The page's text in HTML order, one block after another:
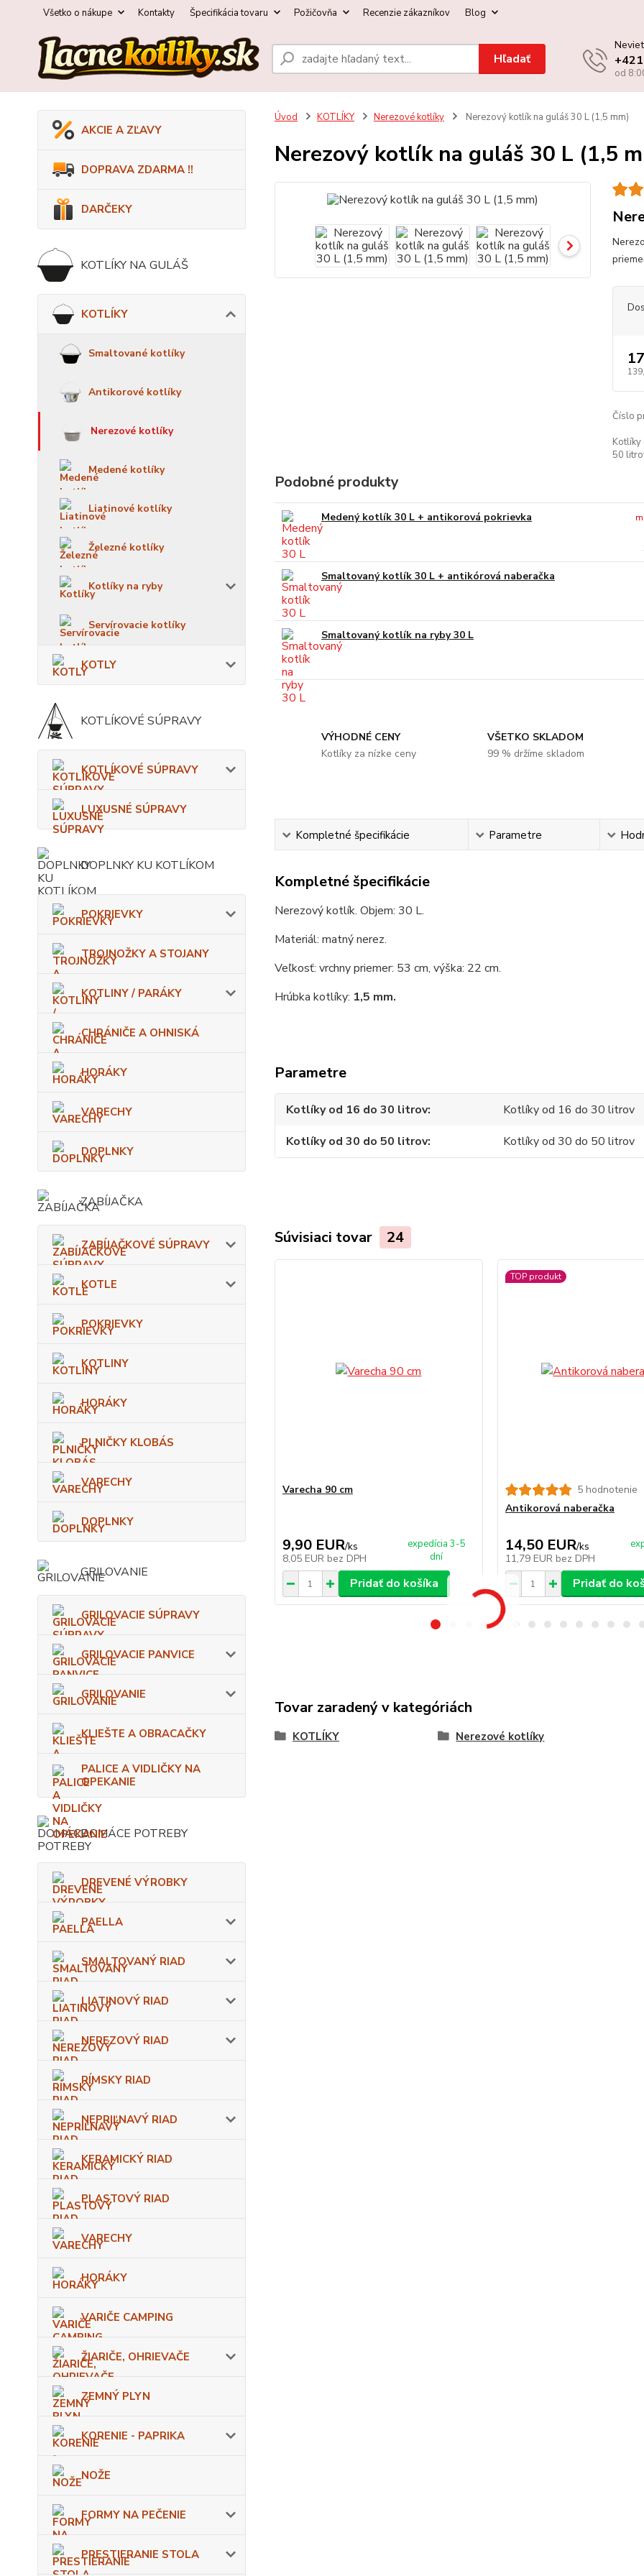
Všetko o nákupe Kontakty Špecifikácia tovaru Požičovňa Recenzie zákazníkov Blog
Hľadať
od
AKCIE A ZĽAVY
DOPRAVA ZDARMA !!
DARČEKY
KOTLÍKY NA GULÁŠ
KOTLÍKY
Smaltované kotlíky
Antikorové kotlíky
Nerezové kotlíky
Medené kotlíky
Liatinové kotlíky
Železné kotlíky
Kotlíky na ryby
Servírovacie kotlíky
KOTLY
KOTLÍKOVÉ SÚPRAVY
KOTLÍKOVÉ SÚPRAVY
LUXUSNÉ SÚPRAVY
DOPLNKY KU KOTLÍKOM
POKRIEVKY
TROJNOŽKY A STOJANY
KOTLINY / PARÁKY
CHRÁNIČE A OHNISKÁ
HORÁKY
VARECHY
DOPLNKY
ZABÍJAČKA
ZABÍJAČKOVÉ SÚPRAVY
KOTLE
POKRIEVKY
KOTLINY
HORÁKY
PLNIČKY KLOBÁS
VARECHY
DOPLNKY
GRILOVANIE
GRILOVACIE SÚPRAVY
GRILOVACIE PANVICE
GRILOVANIE
KLIEŠTE A OBRACAČKY
PALICE A VIDLIČKY NA
OPEKANIE
DOMÁCE POTREBY
DREVENÉ VÝROBKY
PAELLA
SMALTOVANÝ RIAD
LIATINOVÝ RIAD
NEREZOVÝ RIAD
RÍMSKY RIAD
NEPRIĽNAVÝ RIAD
KERAMICKÝ RIAD
PLASTOVÝ RIAD
VARECHY
HORÁKY
VARIČE CAMPING
ŽIARIČE, OHRIEVAČE
ZEMNÝ PLYN
KORENIE - PAPRIKA
NOŽE
FORMY NA PEČENIE
PRESTIERANIE STOLA
Úvod KOTLÍKY Nerezové kotlíky Nerezový kotlík na guláš 30 L (1,5 mm)
Nerezový kotlík na guláš 30 L (1,5
Číslo
50
Podobné produkty
Medený kotlík 30 L + antikorová pokrievka
Smaltovaný kotlík 30 L + antikórová naberačka
Smaltovaný kotlík na ryby 30 L
VÝHODNÉ CENY
Kotlíky za nízke ceny
VŠETKO SKLADOM
99 % držíme skladom
Kompletné špecifikácie Parametre
Kompletné špecifikácie
Nerezový kotlík. Objem: 30 L.
Materiál: matný nerez.
Veľkosť: vrchny priemer: 53 cm, výška: 22 cm.
Hrúbka kotlíky: 1,5 mm.
Parametre
Kotlíky od 16 do 30 litrov
Kotlíky od 16 do 30 litrov
Kotlíky od 30 do 50 litrov
Kotlíky od 30 do 50 litrov
Súvisiaci tovar 24
Varecha 90 cm
9,90 EUR/ks
8,05 EUR bez DPH
expedícia 3-5
dní
Pridať do košíka
TOP produkt
5 hodnotenie
Antikorová naberačka
14,50 EUR/ks
11,79 EUR bez DPH
Pridať do
Tovar zaradený v kategóriách
KOTLÍKY Nerezové kotlíky